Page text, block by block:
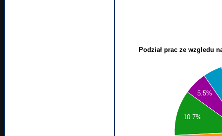
Podział prac ze wzgledu
5.5%
10.7%